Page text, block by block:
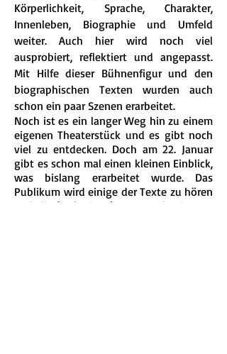
Körperlichkeit, Sprache, Charakter,
Innenleben, Biographie und Umfeld
weiter. Auch hier wird noch viel
ausprobiert, reflektiert und angepasst.
Mit Hilfe dieser Bühnenfigur und den
biographischen Texten wurden auch
schon ein paar Szenen erarbeitet.
Noch ist es ein langer Weg hin zu einem
eigenen Theaterstück und es gibt noch
viel zu entdecken. Doch am 22. Januar
gibt es schon mal einen kleinen Einblick,
was bislang erarbeitet wurde. Das
Publikum wird einige der Texte zu hören
und die (unfertigen) Szenen als eine Art